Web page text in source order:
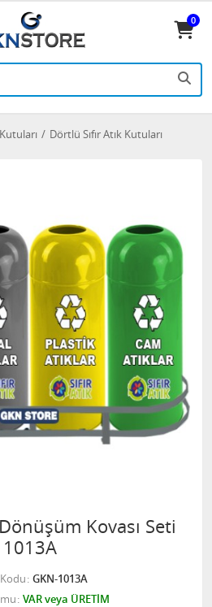
0
Dörtlü Sıfır Atık Kutuları
Kovası Seti
1013A
GKN-1013A
VAR veya ÜRETİM